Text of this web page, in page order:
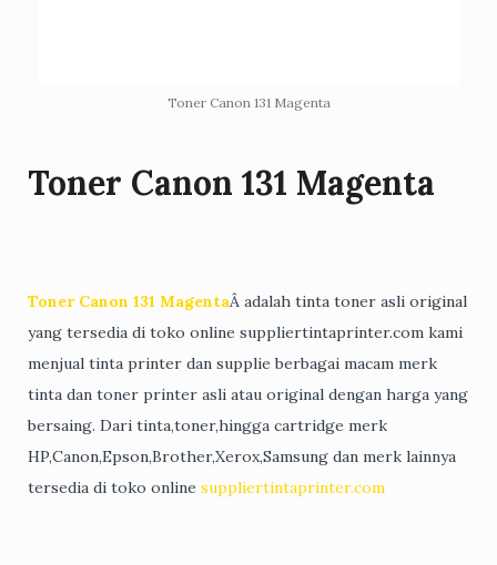
Toner Canon 131 Magenta
Toner Canon 131 Magenta
Toner Canon 131 MagentaÂ adalah tinta toner asli original
yang tersedia di toko online suppliertintaprinter.com kami
menjual tinta printer dan supplie berbagai macam merk
tinta dan toner printer asli atau original dengan harga yang
bersaing. Dari tinta,toner,hingga cartridge merk
HP,Canon,Epson,Brother,Xerox,Samsung dan merk lainnya
tersedia di toko online suppliertintaprinter.com